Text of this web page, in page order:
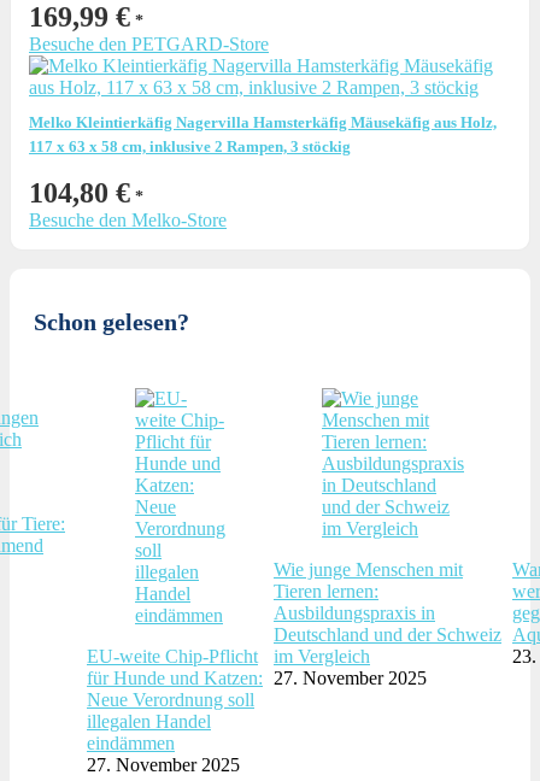
169,99 €
Besuche den PETGARD-Store
Melko Kleintierkäfig Nagervilla Hamsterkäfig Mäusekäfig aus Holz,
117 x 63 x 58 cm, inklusive 2 Rampen, 3 stöckig
104,80 €
Besuche den Melko-Store
Schon gelesen?
Tiere:
EU-weite Chip-Pflicht
für Hunde und Katzen:
Neue Verordnung soll
illegalen Handel
eindämmen
27. November 2025
Wie junge Menschen mit
Tieren lernen:
Ausbildungspraxis in
Deutschland und der Schweiz
im Vergleich
27. November 2025